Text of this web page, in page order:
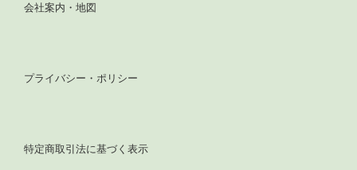
会社案内・地図
プライバシー・ポリシー
特定商取引法に基づく表示